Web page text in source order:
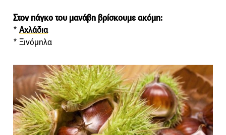
Στον πάγκο του μανάβη βρίσκουμε ακόμη:
* Αχλάδια
* Ξινόμηλα